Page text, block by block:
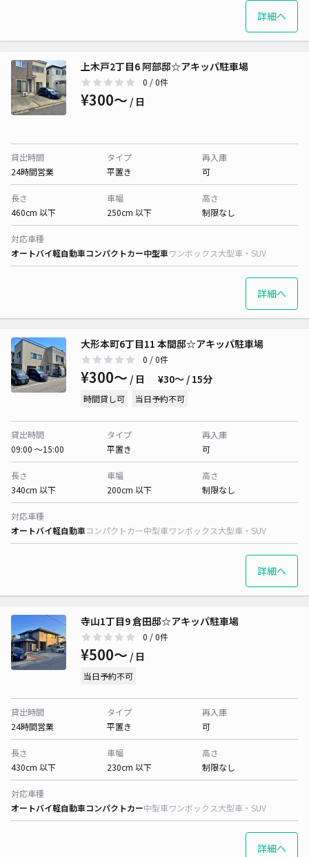
詳細へ
上木戸2丁目6 阿部邸☆アキッパ駐車場
0 / 0件
¥300〜 / 日
貸出時間
24時間営業
タイプ
平置き
再入庫
可
長さ
460cm 以下
車幅
250cm 以下
高さ
制限なし
対応車種
オートバイ軽自動車コンパクトカー中型車ワンボックス大型車・SUV
詳細へ
大形本町6丁目11 本間邸☆アキッパ駐車場
0 / 0件
¥300〜 / 日 ¥30〜 / 15分
時間貸し可 当日予約不可
貸出時間
09:00 〜15:00
タイプ
平置き
再入庫
可
長さ
340cm 以下
車幅
200cm 以下
高さ
制限なし
対応車種
オートバイ軽自動車コンパクトカー中型車ワンボックス大型車・SUV
詳細へ
寺山1丁目9 倉田邸☆アキッパ駐車場
0 / 0件
¥500〜 / 日
当日予約不可
貸出時間
24時間営業
タイプ
平置き
再入庫
可
長さ
430cm 以下
車幅
230cm 以下
高さ
制限なし
対応車種
オートバイ軽自動車コンパクトカー中型車ワンボックス大型車・SUV
詳細へ